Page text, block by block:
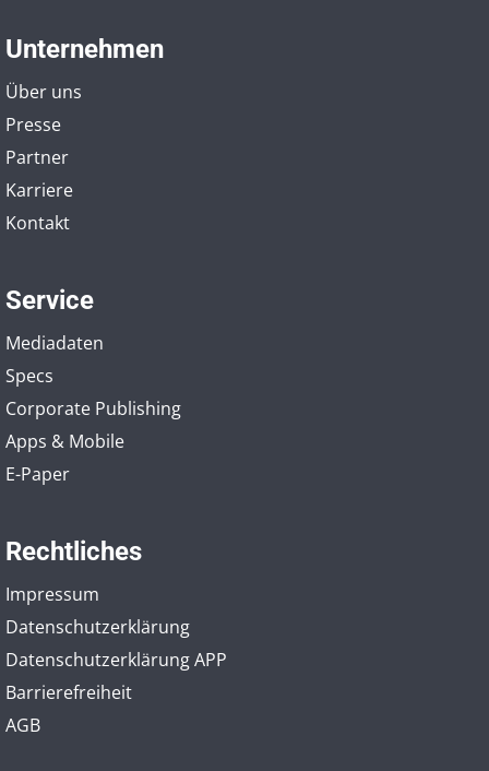
Unternehmen
Über uns
Presse
Partner
Karriere
Kontakt
Service
Mediadaten
Specs
Corporate Publishing
Apps & Mobile
E-Paper
Rechtliches
Impressum
Datenschutzerklärung
Datenschutzerklärung APP
Barrierefreiheit
AGB